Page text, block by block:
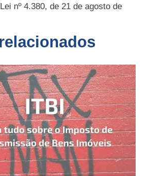
nº 4.380, de 21 de agosto de